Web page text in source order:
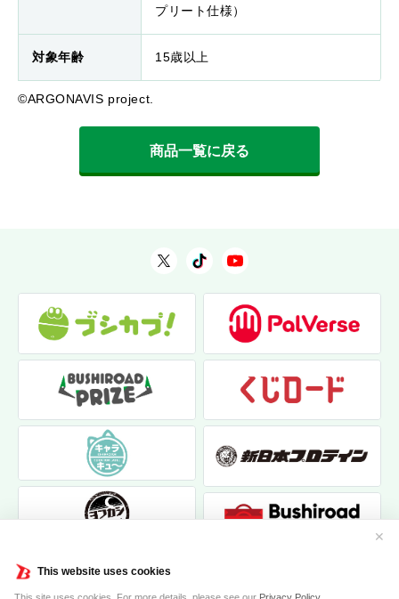
This website uses cookies
✕
プリート仕様）
対象年齢 15歳以上
©ARGONAVIS project.
商品一覧に戻る